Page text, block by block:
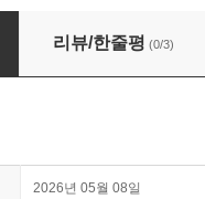
리뷰/한줄평 (0/3)
2026년 05월 08일